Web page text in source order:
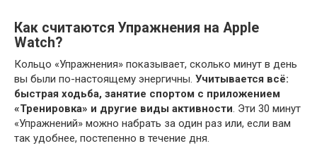
Как считаются Упражнения на Apple
Watch?
Кольцо «Упражнения» показывает, сколько минут в день
вы были по- настоящему энергичны. Учитывается всё:
быстрая ходьба, занятие спортом с приложением
«Тренировка» и другие виды активности. Эти 30 минут
«Упражнений» можно набрать за один раз или, если вам
так удобнее, постепенно в течение дня.